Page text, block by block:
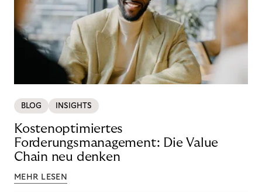
BLOG INSIGHTS
Kostenoptimiertes
Forderungsmanagement: Die Value
Chain neu denken
MEHR LESEN